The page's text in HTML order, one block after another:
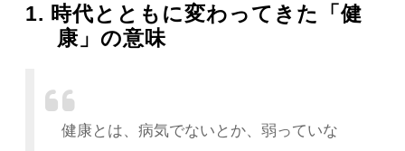
1. 時代とともに変わってきた「健
康」の意味
健康とは、病気でないとか、弱っていな